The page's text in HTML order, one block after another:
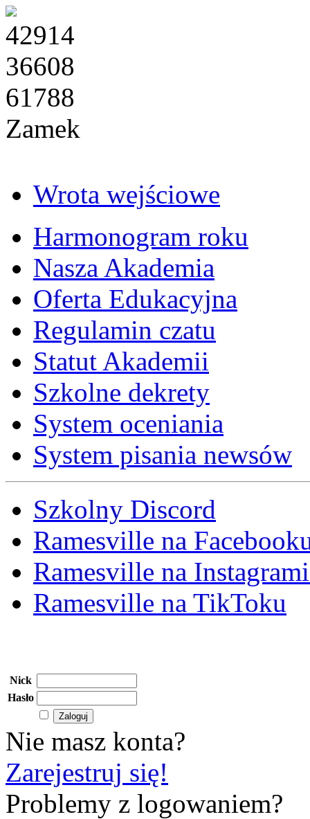
42914
36608
61788
Zamek
Wrota wejściowe
Harmonogram roku
Nasza Akademia
Oferta Edukacyjna
Regulamin czatu
Statut Akademii
Szkolne dekrety
System oceniania
System pisania newsów
Szkolny Discord
Ramesville na
Ramesville na
Ramesville na TikToku
Nick
Hasło
Nie masz konta?
Zarejestruj się!
Problemy z logowaniem?